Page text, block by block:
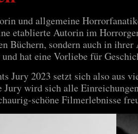
und allgemeine
etablierte Autorin im
Büchern, sondern auch in
hat eine Vorliebe für
Jury 2023 setzt sich also aus
wird sich alle
schöne Filmerlebnisse